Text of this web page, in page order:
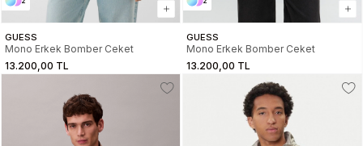
GUESS
Mono Erkek Bomber Ceket
13.200,00 TL
GUESS
Mono Erkek Bomber Ceket
13.200,00 TL